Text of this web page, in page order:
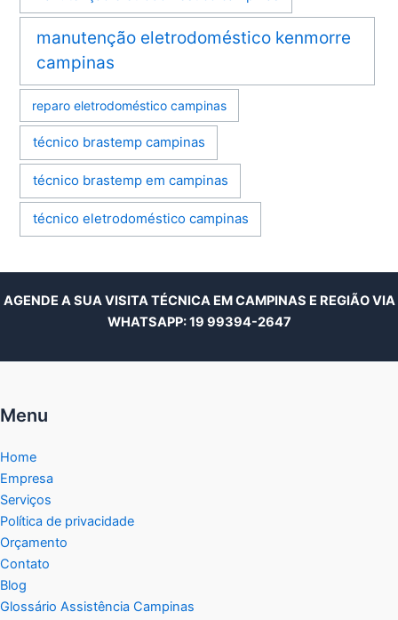
manutenção eletrodoméstico kenmorre
campinas
reparo eletrodoméstico campinas
técnico brastemp campinas
técnico brastemp em campinas
técnico eletrodoméstico campinas
AGENDE A SUA VISITA TÉCNICA EM CAMPINAS E REGIÃO VIA
WHATSAPP:19 99394-2647
Menu
Home
Empresa
Serviços
Política de privacidade
Orçamento
Contato
Blog
Glossário Assistência Campinas